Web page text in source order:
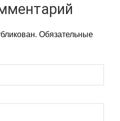
Обязательные